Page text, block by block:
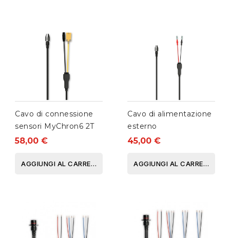
Cavo di connessione
sensori MyChron6 2T
58,00 €
AGGIUNGI AL CARRELLO
Cavo di alimentazione
esterno
45,00 €
AGGIUNGI AL CARRELLO